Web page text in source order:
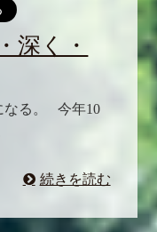
深く・
なる。 今年10
続きを読む